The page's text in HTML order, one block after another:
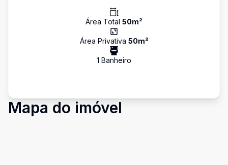
Área Total 50m²
Área Privativa 50m²
1 Banheiro
Mapa do imóvel